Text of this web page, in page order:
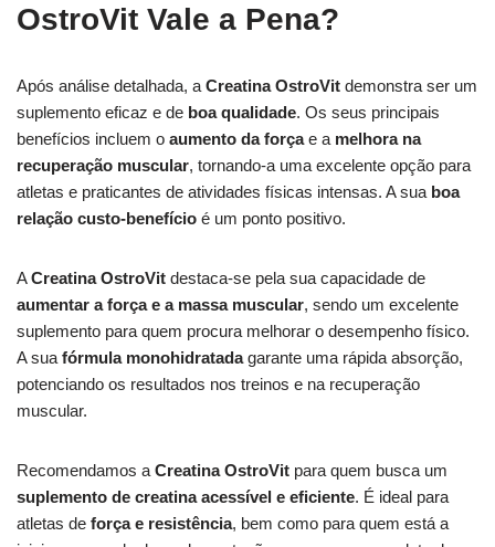
OstroVit Vale a Pena?
Após análise detalhada, a Creatina OstroVit demonstra ser um
suplemento eficaz e de boa qualidade. Os seus principais
benefícios incluem o aumento da forçae a melhora na
recuperação muscular, tornando-a uma excelente opção para
atletas e praticantes de atividades físicas intensas. A sua boa
relação custo-benefício é um ponto positivo.
ACreatina OstroVit destaca-se pela sua capacidade de
aumentar a força e a massa muscular, sendo um excelente
suplemento para quem procura melhorar o desempenho físico.
A sua fórmula monohidratadagarante uma rápida absorção,
potenciando os resultados nos treinos e na recuperação
muscular.
Recomendamos a Creatina OstroVit para quem busca um
suplemento de creatina acessível e eficiente. É ideal para
atletas de força e resistência, bem como para quem está a